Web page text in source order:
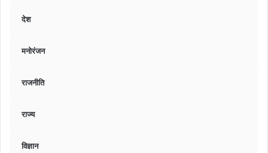
देश
मनोरंजन
राजनीति
राज्य
विज्ञान